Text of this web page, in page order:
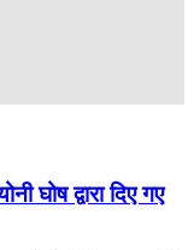
द्वारा दिए गए